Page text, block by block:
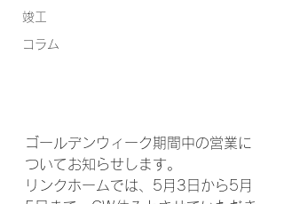
竣工
コラム
ゴールデンウィーク期間中の営業に
ついてお知らせします。
リンクホームでは、5月3日から5月